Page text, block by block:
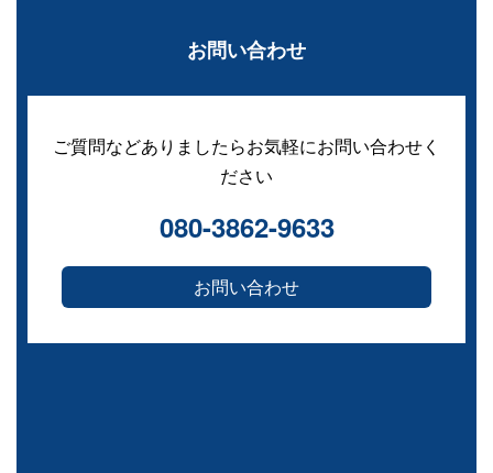
お問い合わせ
ご質問などありましたらお気軽にお問い合わせく
ださい
080-3862-9633
お問い合わせ